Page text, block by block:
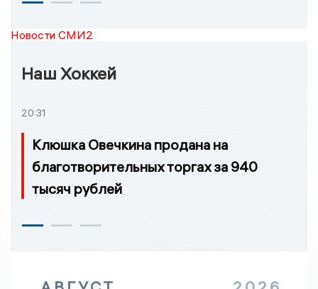
Новости СМИ2
Наш Хоккей
20:31
Клюшка Овечкина продана на
благотворительных торгах за 940
тысяч рублей